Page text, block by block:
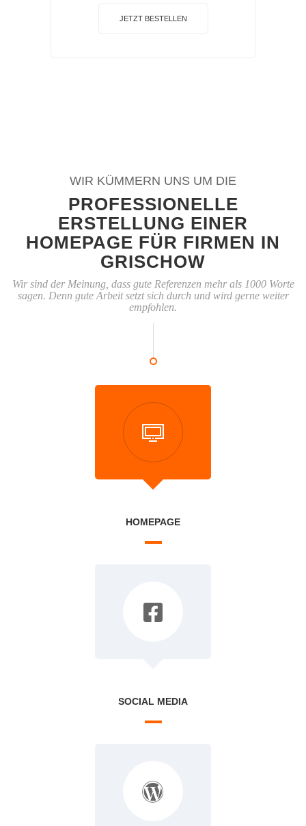
JETZT BESTELLEN
WIR KÜMMERN UNS UM DIE
PROFESSIONELLE
ERSTELLUNG EINER
HOMEPAGE FÜR FIRMEN IN
GRISCHOW
Wir sind der Meinung, dass gute Referenzen mehr als 1000 Worte
sagen. Denn gute Arbeit setzt sich durch und wird gerne weiter
empfohlen.
HOMEPAGE
SOCIAL MEDIA